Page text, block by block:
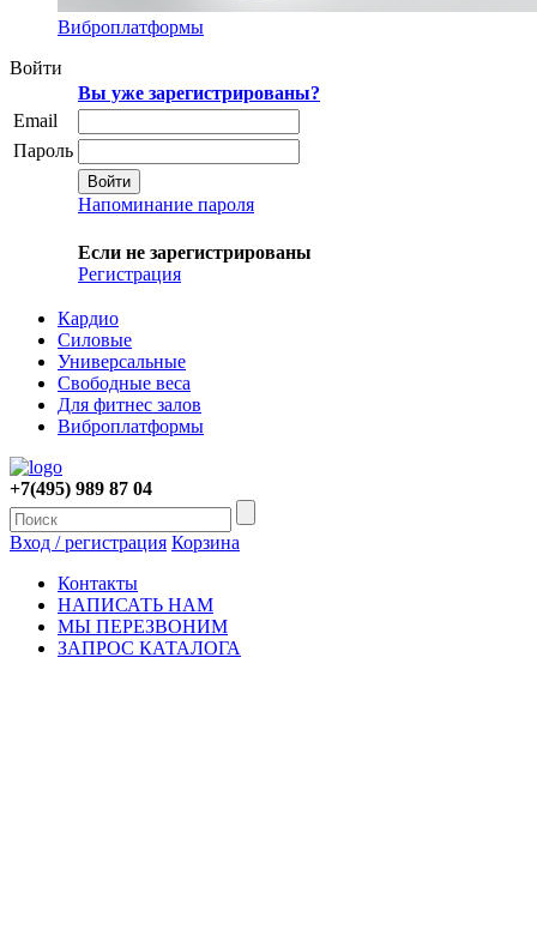
Виброплатформы
Войти
Вы уже зарегистрированы?
Email
Пароль
Напоминание пароля
Если не зарегистрированы
Регистрация
Кардио
Силовые
Универсальные
Свободные веса
Для фитнес залов
Виброплатформы
+7(495) 989 87 04
Вход / регистрация Корзина
Контакты
НАПИСАТЬ НАМ
МЫ ПЕРЕЗВОНИМ
ЗАПРОС КАТАЛОГА